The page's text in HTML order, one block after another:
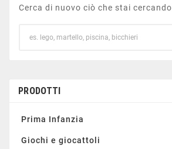
Cerca di nuovo ciò che stai cercando
PRODOTTI
Prima Infanzia
Giochi e giocattoli